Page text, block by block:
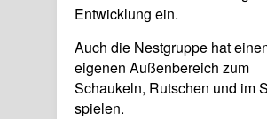
Entwicklung ein.
Auch die Nestgruppe hat
eigenen Außenbereich zum
Schaukeln, Rutschen und im
spielen.